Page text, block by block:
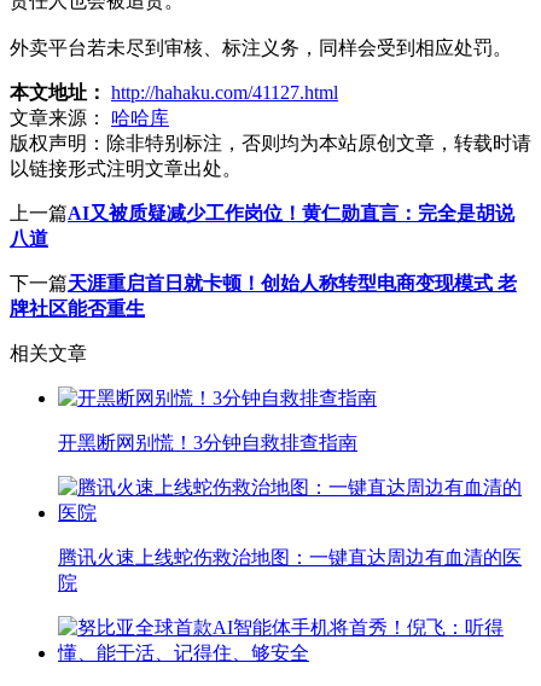
外卖平台若未尽到审核、标注义务，同样会受到相应处罚。
本文地址： http://hahaku.com/41127.html
文章来源：
哈哈库
版权声明： 除非特别标注，否则均为本站原创文章，转载时请
以链接形式注明文章出处。
上一篇AI又被质疑减少工作岗位！黄仁勋直言：完全是胡说
八道
下一篇天涯重启首日就卡顿！创始人称转型电商变现模式 老
牌社区能否重生
相关文章
开黑断网别慌！3分钟自救排查指南
腾讯火速上线蛇伤救治地图：一键直达周边有血清的医
院